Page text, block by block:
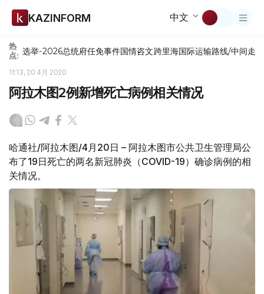
KAZINFORM 中文
热
点: 选举-2026总统府任免事件国情咨文跨里海国际运输路线/中间走廊
11:13, 20 4月 2020
阿拉木图2例新增死亡病例相关情况
哈通社/阿拉木图/4月20日 – 阿拉木图市公共卫生管理局公
布了19日死亡的两名新冠肺炎（COVID-19）确诊病例的相
关情况。